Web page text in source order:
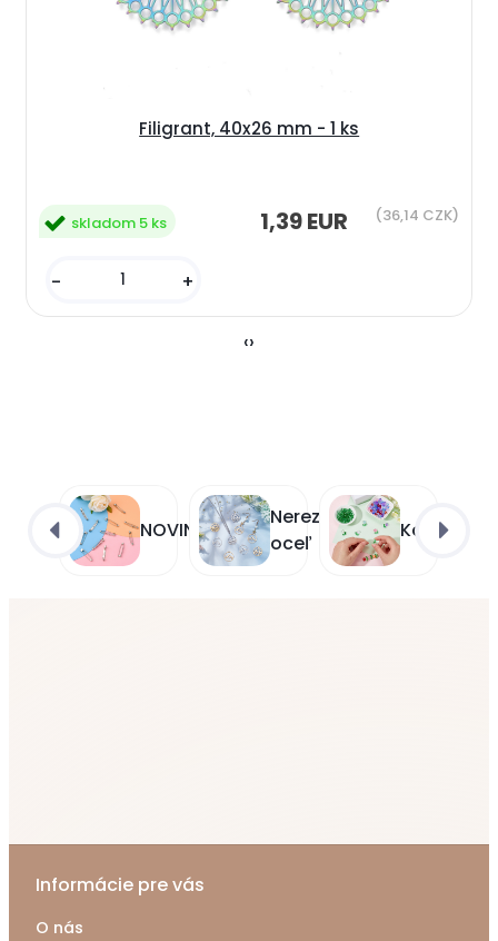
Filigrant, 40x26 mm - 1 ks
1,39 EUR (36,14 CZK)
- +
skladom 5 ks
‹›
NOVINKY
Nerezová
oceľ
Korálky
Informácie pre vás
O nás